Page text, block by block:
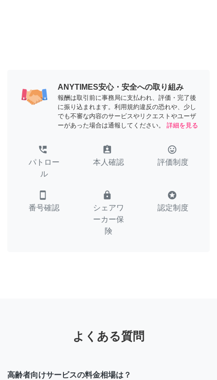
ANYTIMES安心・安全への取り組み
報酬は取引前に事務局に支払われ、評価・完了後
に振り込まれます。利用規約違反の恐れや、少し
でも不審な内容のサービスやリクエストやユーザ
ーがあった場合は通報してください。
詳細を見る
perm_phone_msg
パトロー
ル
assignment_ind
本人確認
tag_faces
評価制度
smartphone
番号確認
lock
シェアワ
ーカー保
険
stars
認定制度
よくある質問
高齢者向けサービスの料金相場は？